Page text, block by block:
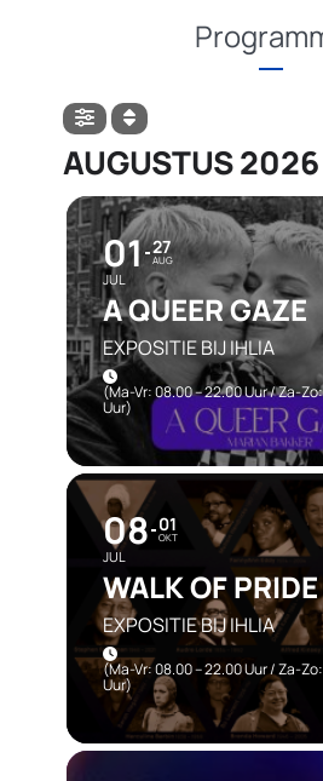
AUGUSTUS 2026
01
JUL
27
AUG
A QUEER GAZE
EXPOSITIE BIJ IHLIA
(ma-Vr: 08.00 – 22.00 Uur / Za-
Uur)
08
JUL
01
OKT
WALK OF PRIDE
EXPOSITIE BIJ IHLIA
(ma-Vr: 08.00 – 22.00 Uur / Za-
Uur)